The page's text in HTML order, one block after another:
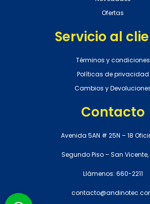
Ofertas
Servicio al
Términos y condiciones
Políticas de privacidad
Cambios y
Contacto
Avenida 5AN # 25N – 18
Segundo Piso – San Vicente,
Llámenos: 660-2211